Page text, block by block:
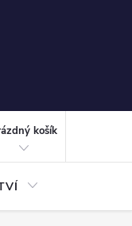
KOŠÍK
košík